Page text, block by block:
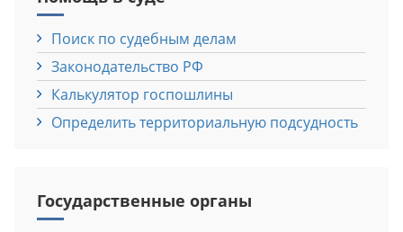
Поиск по судебным делам
Законодательство РФ
Калькулятор госпошлины
Определить территориальную подсудность
Государственные органы